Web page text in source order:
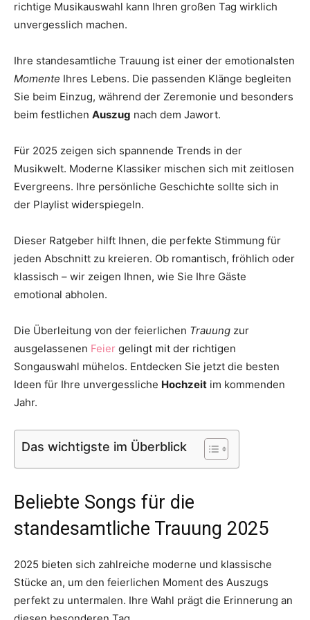
Thema
Hochzeit
richtige Musikauswahl kann Ihren großen Tag wirklich
unvergesslich machen.
Ihre standesamtliche Trauung ist einer der emotionalsten
Momente Ihres Lebens. Die passenden Klänge begleiten
Sie beim Einzug, während der Zeremonie und besonders
beim festlichen Auszug nach dem Jawort.
Für 2025 zeigen sich spannende Trends in der
Musikwelt. Moderne Klassiker mischen sich mit zeitlosen
Evergreens. Ihre persönliche Geschichte sollte sich in
der Playlist widerspiegeln.
Dieser Ratgeber hilft Ihnen, die perfekte Stimmung für
jeden Abschnitt zu kreieren. Ob romantisch, fröhlich oder
klassisch – wir zeigen Ihnen, wie Sie Ihre Gäste
emotional abholen.
Die Überleitung von der feierlichen Trauung zur
ausgelassenen Feier gelingt mit der richtigen
Songauswahl mühelos. Entdecken Sie jetzt die besten
Ideen für Ihre unvergessliche Hochzeit im kommenden
Jahr.
Das wichtigste im Überblick
Beliebte Songs für die
standesamtliche Trauung 2025
2025 bieten sich zahlreiche moderne und klassische
Stücke an, um den feierlichen Moment des Auszugs
perfekt zu untermalen. Ihre Wahl prägt die Erinnerung an